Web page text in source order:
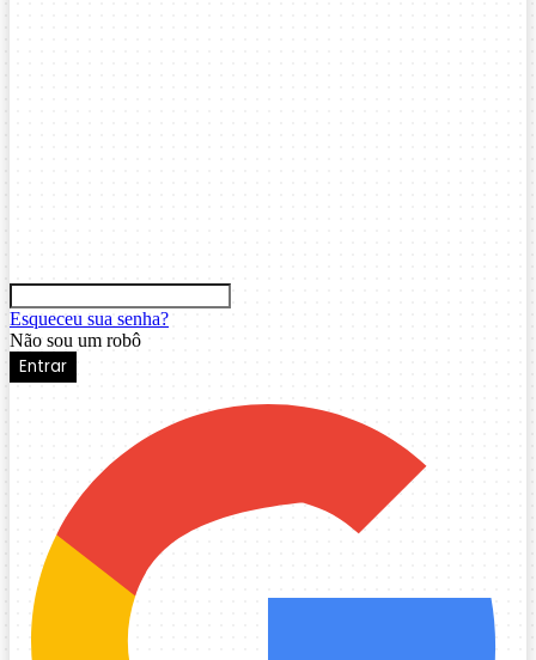
Esqueceu sua senha?
Não sou um robô
Entrar